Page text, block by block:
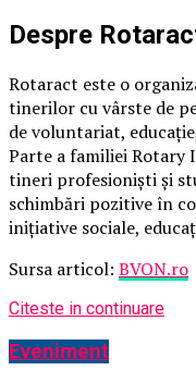
Despre
Rotaract este o
tinerilor cu vârste de
de voluntariat,
Parte a familiei
tineri profesioniști și
schimbări pozitive în
inițiative sociale,
Sursa articol: BVON.ro
Citeste in continuare
Eveniment